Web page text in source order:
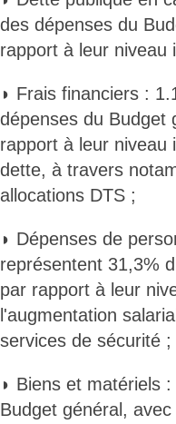
des dépenses du
rapport à leur niveau
◗ Frais financiers :
dépenses du Budget
rapport à leur niveau
dette, à travers
allocations DTS ;
◗ Dépenses de
représentent 31,3%
par rapport à leur
l'augmentation
services de sécurité ;
◗ Biens et matériels
Budget général,